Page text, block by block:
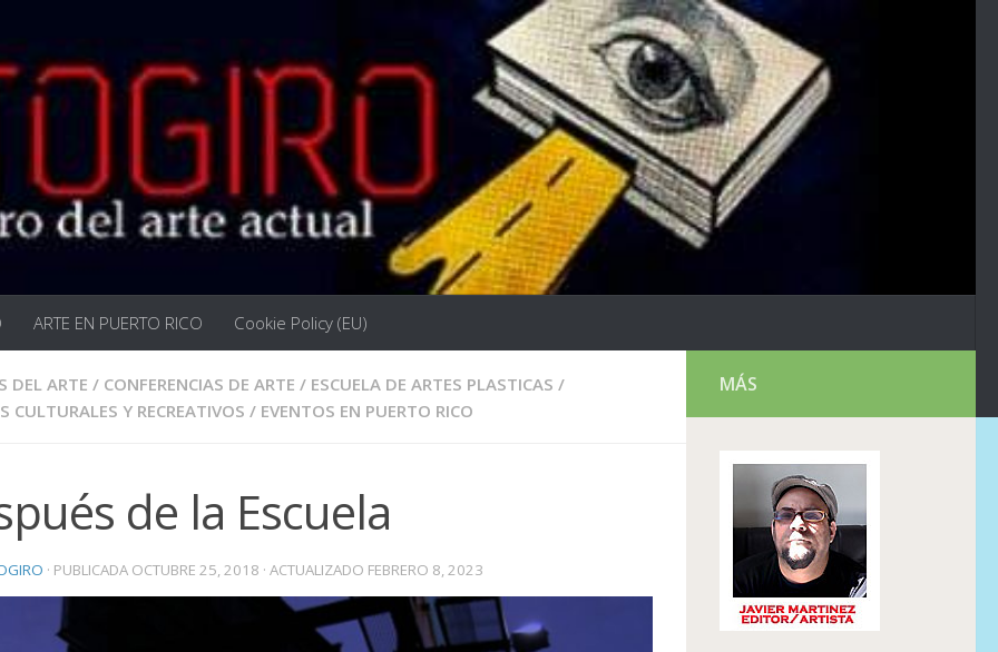
ARTE EN PUERTO RICO Cookie Policy (EU)
DEL ARTE / CONFERENCIAS DE ARTE / ESCUELA DE ARTES PLASTICAS /
CULTURALES Y RECREATIVOS / EVENTOS EN PUERTO RICO
de la Escuela
· PUBLICADA OCTUBRE 25, 2018 · ACTUALIZADO FEBRERO 8, 2023
MÁS